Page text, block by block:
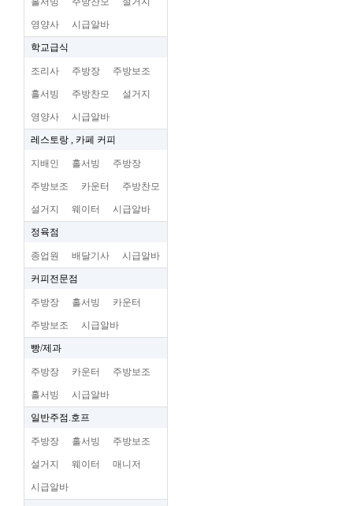
영양사 시급알바
학교급식
조리사 주방장 주방보조
홀서빙 주방찬모 설거지
영양사 시급알바
레스토랑 , 카페 커피
지배인 홀서빙 주방장
주방보조 카운터 주방찬모
설거지 웨이터 시급알바
정육점
종업원 배달기사 시급알바
커피전문점
주방장 홀서빙 카운터
주방보조 시급알바
빵/제과
주방장 카운터 주방보조
홀서빙 시급알바
일반주점.호프
주방장 홀서빙 주방보조
설거지 웨이터 매니저
시급알바